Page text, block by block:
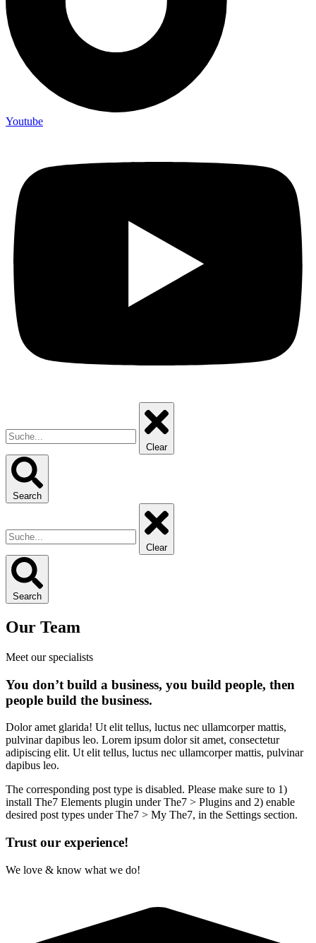
Youtube
Clear
Search
Clear
Search
Our Team
Meet our specialists
You don’t build a business, you build people, then
people build the business.
Dolor amet glarida! Ut elit tellus, luctus nec ullamcorper mattis,
pulvinar dapibus leo. Lorem ipsum dolor sit amet, consectetur
adipiscing elit. Ut elit tellus, luctus nec ullamcorper mattis, pulvinar
dapibus leo.
The corresponding post type is disabled. Please make sure to 1)
install The7 Elements plugin under The7 > Plugins and 2) enable
desired post types under The7 > My The7, in the Settings section.
Trust our experience!
We love & know what we do!